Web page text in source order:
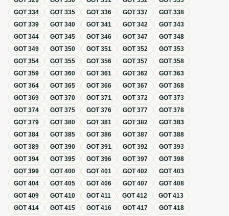
GOT334 GOT335 GOT336 GOT337 GOT338
GOT339 GOT340 GOT341 GOT342 GOT343
GOT344 GOT345 GOT346 GOT347 GOT348
GOT349 GOT350 GOT351 GOT352 GOT353
GOT354 GOT355 GOT356 GOT357 GOT358
GOT359 GOT360 GOT361 GOT362 GOT363
GOT364 GOT365 GOT366 GOT367 GOT368
GOT369 GOT370 GOT371 GOT372 GOT373
GOT374 GOT375 GOT376 GOT377 GOT378
GOT379 GOT380 GOT381 GOT382 GOT383
GOT384 GOT385 GOT386 GOT387 GOT388
GOT389 GOT390 GOT391 GOT392 GOT393
GOT394 GOT395 GOT396 GOT397 GOT398
GOT399 GOT400 GOT401 GOT402 GOT403
GOT404 GOT405 GOT406 GOT407 GOT408
GOT409 GOT410 GOT411 GOT412 GOT413
GOT414 GOT415 GOT416 GOT417 GOT418